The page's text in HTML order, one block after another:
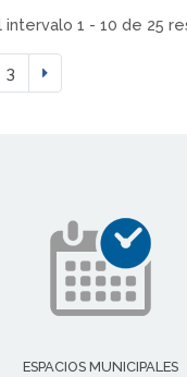
1 - 10 de 25
3
ESPACIOS MUNICIPALES